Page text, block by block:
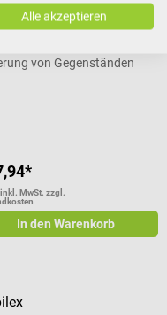
von Gegenständen
MwSt. zzgl.
In den Warenkorb
Alle akzeptieren